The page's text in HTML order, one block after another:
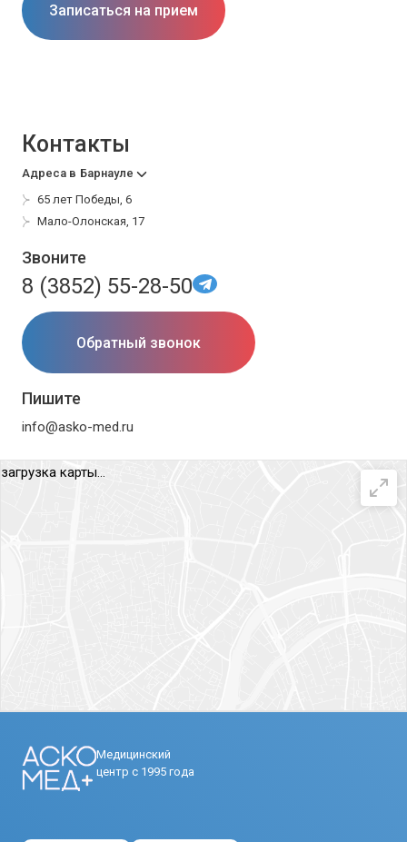
Записаться на прием
Контакты
Адреса в Барнауле
65 лет Победы, 6
Мало-Олонская, 17
Звоните
8 (3852) 55-28-50
Обратный звонок
Пишите
info@asko-med.ru
загрузка карты...
Медицинский
центр с 1995 года